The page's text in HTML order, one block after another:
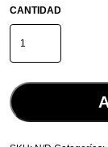
CANTIDAD
Royal
Padel
M27
2026
cantidad